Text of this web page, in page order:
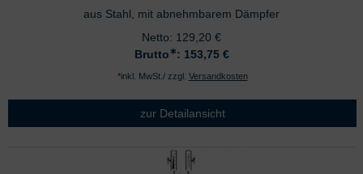
aus Stahl, mit abnehmbarem Dämpfer
Netto: 129,20 €
Brutto∗: 153,75 €
*inkl. MwSt./ zzgl. Versandkosten
zur Detailansicht